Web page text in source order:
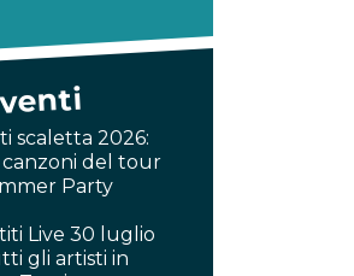
scaletta 2026:
del tour
Party
Live 30 luglio
gli artisti in